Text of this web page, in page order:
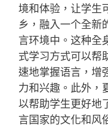
境和体验，让学生
乡，融入一个全新
言环境中。这种全
式学习方式可以帮
速地掌握语言，增
力和兴趣。此外，
以帮助学生更好地
言国家的文化和风